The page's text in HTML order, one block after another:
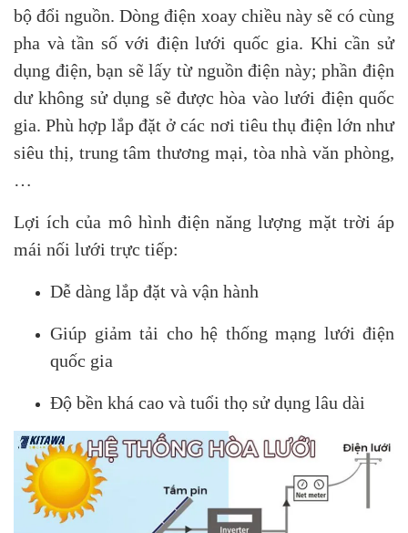
bộ đổi nguồn. Dòng điện xoay chiều này sẽ có cùng
pha và tần số với điện lưới quốc gia. Khi cần sử
dụng điện, bạn sẽ lấy từ nguồn điện này; phần điện
dư không sử dụng sẽ được hòa vào lưới điện quốc
gia. Phù hợp lắp đặt ở các nơi tiêu thụ điện lớn như
siêu thị, trung tâm thương mại, tòa nhà văn phòng,
…
Lợi ích của mô hình điện năng lượng mặt trời áp
mái nối lưới trực tiếp:
Dễ dàng lắp đặt và vận hành
Giúp giảm tải cho hệ thống mạng lưới điện
quốc gia
Độ bền khá cao và tuổi thọ sử dụng lâu dài